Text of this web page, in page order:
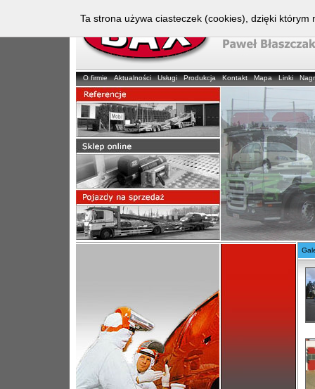
O firmie Aktualności Usługi Produkcja Kontakt Mapa Linki
Ta strona używa ciasteczek (cookies), dzięki którym